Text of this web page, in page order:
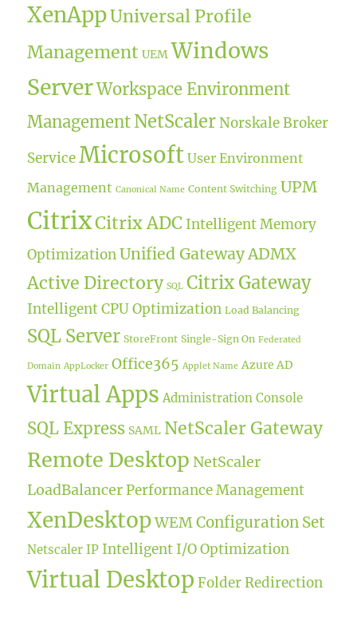
XenAppUniversal Profile
Management UEM Windows
ServerWorkspace Environment
ManagementNetScaler Norskale Broker
Service Microsoft User Environment
Management Canonical Name Content Switching UPM
CitrixCitrix ADC Intelligent Memory
Optimization Unified Gateway ADMX
Active Directory SQL Citrix Gateway
Intelligent CPU Optimization Load Balancing
SQL Server StoreFront Single-Sign On Federated
Domain AppLocker Office365 Applet Name Azure AD
Virtual Apps Administration Console
SQL Express SAML NetScaler Gateway
Remote Desktop NetScaler
LoadBalancer Performance Management
XenDesktopWEM Configuration Set
Netscaler IP Intelligent I/O Optimization
Virtual Desktop Folder Redirection